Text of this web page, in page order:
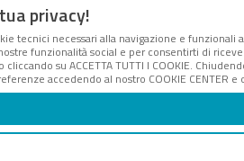
privacy!
tecnici necessari alla navigazione e
funzionalità social e per consentirti di
su ACCETTA TUTTI I COOKIE.
accedendo al nostro COOKIE